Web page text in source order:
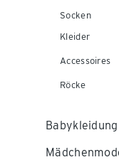
Socken
Kleider
Accessoires
Röcke